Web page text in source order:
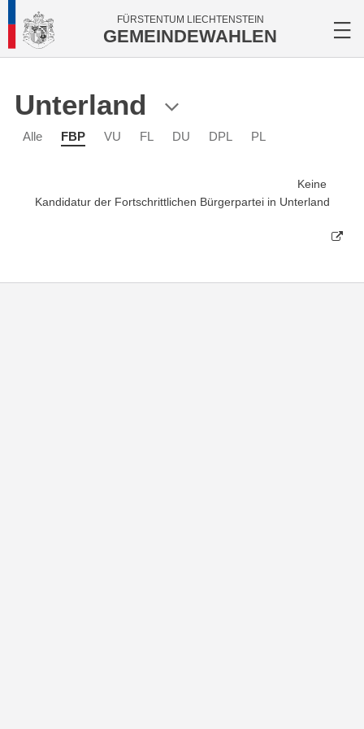
FÜRSTENTUM LIECHTENSTEIN
GEMEINDEWAHLEN
Unterland
Alle FBP VU FL DU DPL PL
Keine
Kandidatur der Fortschrittlichen Bürgerpartei in Unterland